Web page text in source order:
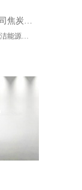
韩城新丰公司焦炭输送线除尘工程完美收官
韩城市新丰清洁能源科技有限公司隶属于上市公司黑猫焦化，焦炭输送线除尘系统于近期完美收官。该输送线共计500多米长，通过布置在高空走廊里的输送皮带连接为一条完整的生产线，过程分为投料、破碎、筛分、传送等工艺。整条输送线分四个转运站、两条分流线，将制备好的焦炭送入煤气生产工段。各个工艺阶段均有大量焦炭粉尘产生，这不仅严重影响现场职业卫生，而且因产尘点高，污染面覆盖范围广。